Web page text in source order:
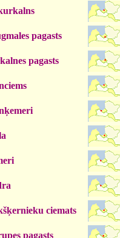
pagasts
pagasts
ciemats
pagasts